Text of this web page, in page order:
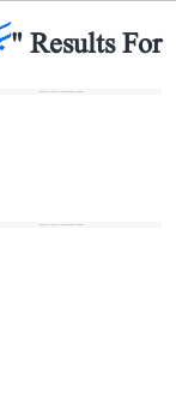
Results For "